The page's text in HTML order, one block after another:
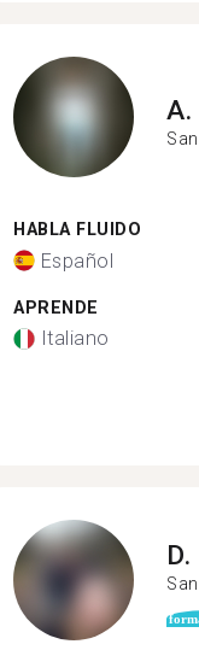
A.
HABLA FLUIDO
Español
APRENDE
Italiano
D.